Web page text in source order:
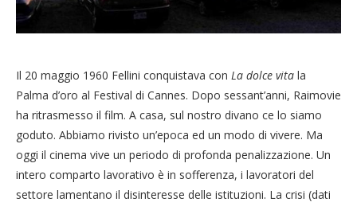
Il 20 maggio 1960 Fellini conquistava con La dolce vita la
Palma d’oro al Festival di Cannes. Dopo sessant’anni, Raimovie
ha ritrasmesso il film. A casa, sul nostro divano ce lo siamo
goduto. Abbiamo rivisto un’epoca ed un modo di vivere. Ma
oggi il cinema vive un periodo di profonda penalizzazione. Un
intero comparto lavorativo è in sofferenza, i lavoratori del
settore lamentano il disinteresse delle istituzioni. La crisi (dati